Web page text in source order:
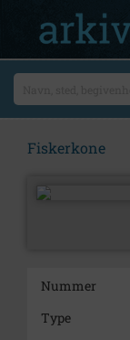
Fiskerkone
Nummer
Type